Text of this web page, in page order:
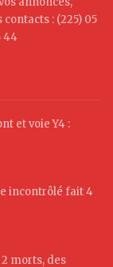
: (225) 05
44
et voie Y4 :
incontrôlé fait 4
morts, des